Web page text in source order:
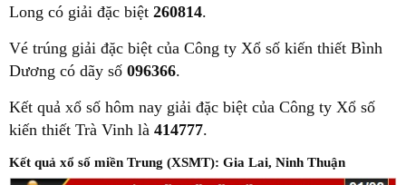
Long có giải đặc biệt 260814.
Vé trúng giải đặc biệt của Công ty Xổ số kiến thiết Bình
Dương có dãy số 096366.
Kết quả xổ số hôm nay giải đặc biệt của Công ty Xổ số
kiến thiết Trà Vinh là 414777.
Kết quả xổ số miền Trung (XSMT): Gia Lai, Ninh Thuận